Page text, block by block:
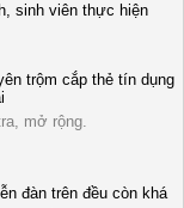
sinh viên thực hiện
mở rộng.
đàn trên đều còn khá